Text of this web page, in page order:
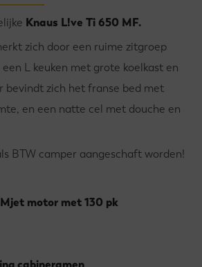
Knaus L!ve Ti 650 MF.
zich door een ruime zitgroep
L keuken met grote koelkast en
bevindt zich het franse bed met
en een natte cel met douche en
BTW camper aangeschaft worden!
motor met 130 pk